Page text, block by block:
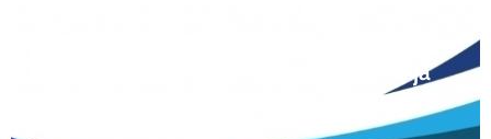
razred srednjih škola Kantona Središnja
Bosna u školskoj 2026./2027. godini